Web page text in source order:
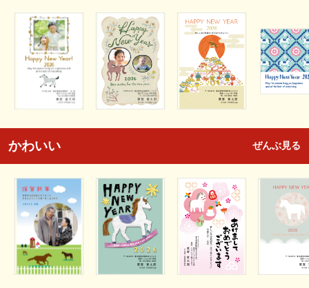
かわいい ぜんぶ見る